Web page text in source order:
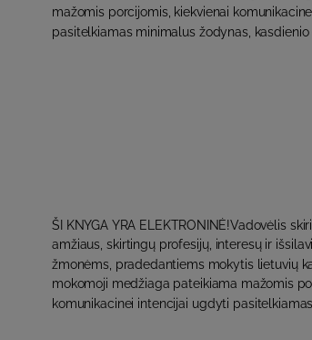
mažomis porcijomis, kiekvienai
pasitelkiamas minimalus žodynas, kasdienio
ŠI KNYGA YRA ELEKTRONINĖ!Vadovėlis
amžiaus, skirtingų profesijų, interesų ir
žmonėms, pradedantiems mokytis lietuvių
mokomoji medžiaga pateikiama mažomis
komunikacinei intencijai ugdyti